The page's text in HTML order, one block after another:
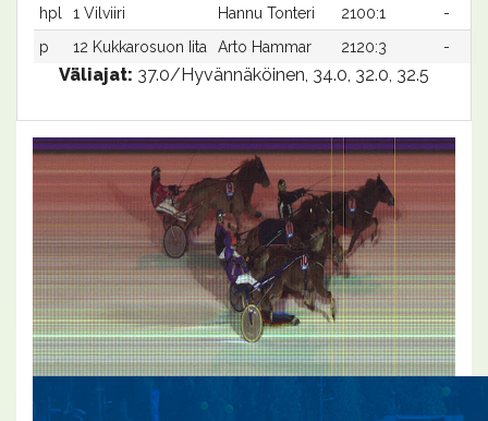
hpl
1 Vilviiri Hannu Tonteri 2100:1
-
p
12 Kukkarosuon Iita Arto Hammar 2120:3 -
Väliajat: 37.0/Hyvännäköinen, 34.0, 32.0, 32.5